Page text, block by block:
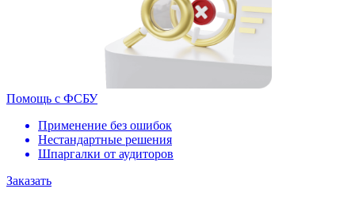
Помощь с ФСБУ
Применение без ошибок
Нестандартные решения
Шпаргалки от аудиторов
Заказать